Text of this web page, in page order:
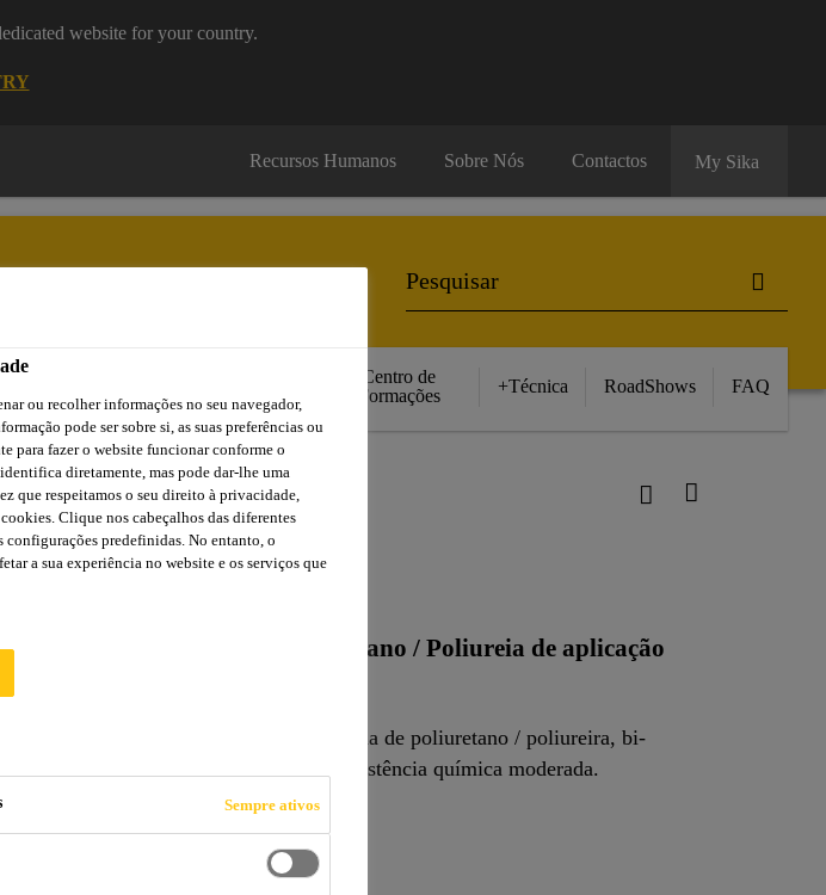
website for your country.
Recursos Humanos Sobre Nós Contactos My Sika
Centro de
Formações
+Técnica RoadShows FAQ
Pontes e Viadutos Sikalastic®-851
851
híbrida Poliuretano / Poliureia de aplicação
membrana de impermeabilização híbrida de poliuretano / poliureira, bi-
rápida , elástica, 100% sólidos e com resistência química moderada.
e cura muito rápidos.
ou recolher informações no seu navegador,
pode ser sobre si, as suas preferências ou
para fazer o website funcionar conforme o
diretamente, mas pode dar-lhe uma
que respeitamos o seu direito à privacidade,
Clique nos cabeçalhos das diferentes
configurações predefinidas. No entanto, o
a sua experiência no website e os serviços que
Sempre ativos